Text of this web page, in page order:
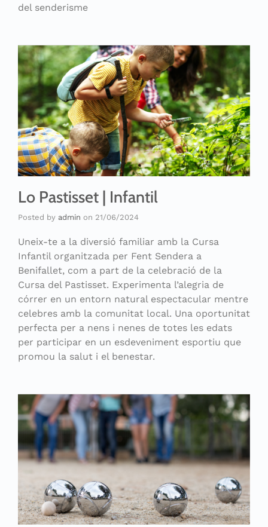
del senderisme
Lo Pastisset | Infantil
Posted by admin on 21/06/2024
Uneix-te a la diversió familiar amb la Cursa
Infantil organitzada per Fent Sendera a
Benifallet, com a part de la celebració de la
Cursa del Pastisset. Experimenta l’alegria de
córrer en un entorn natural espectacular mentre
celebres amb la comunitat local. Una oportunitat
perfecta per a nens i nenes de totes les edats
per participar en un esdeveniment esportiu que
promou la salut i el benestar.